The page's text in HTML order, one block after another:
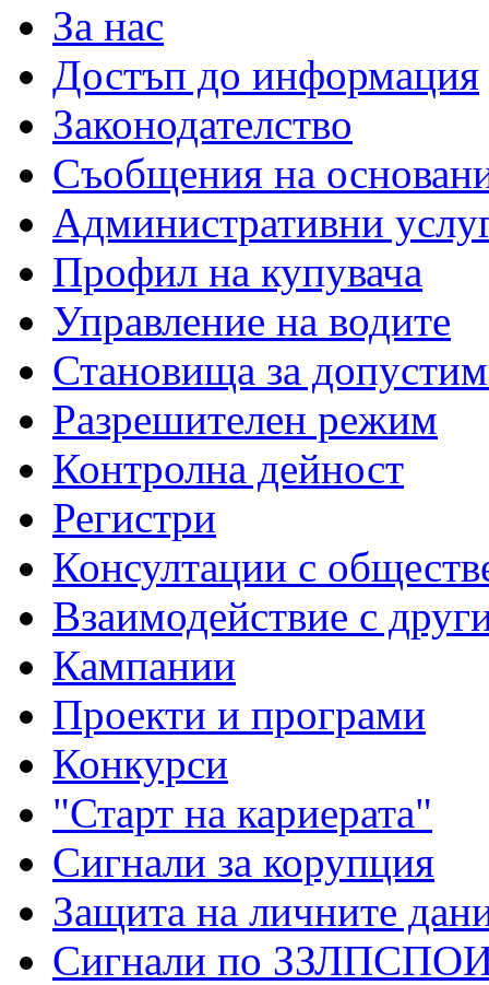
За нас
Достъп до информация
Законодателство
Съобщения на
Административни
Профил на купувача
Управление на водите
Становища за
Разрешителен режим
Контролна дейност
Регистри
Консултации с
Взаимодействие с
Кампании
Проекти и програми
Конкурси
"Старт на кариерата"
Сигнали за корупция
Защита на личните
Сигнали по